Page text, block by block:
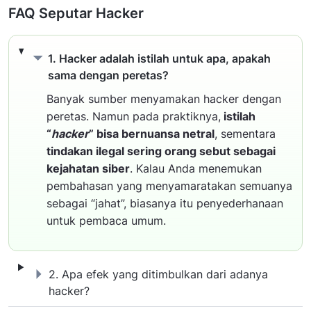
FAQ Seputar Hacker
1. Hacker adalah istilah untuk apa, apakah
sama dengan peretas?
1. Hacker adalah istilah untuk apa,
Banyak sumber menyamakan hacker dengan
peretas. Namun pada praktiknya, istilah
“hacker” bisa bernuansa netral, sementara
tindakan ilegal sering orang sebut sebagai
kejahatan siber. Kalau Anda menemukan
pembahasan yang menyamaratakan semuanya
sebagai “jahat”, biasanya itu penyederhanaan
untuk pembaca umum.
2. Apa efek yang ditimbulkan dari adanya
hacker?
2. Apa efek yang ditimbulkan dari